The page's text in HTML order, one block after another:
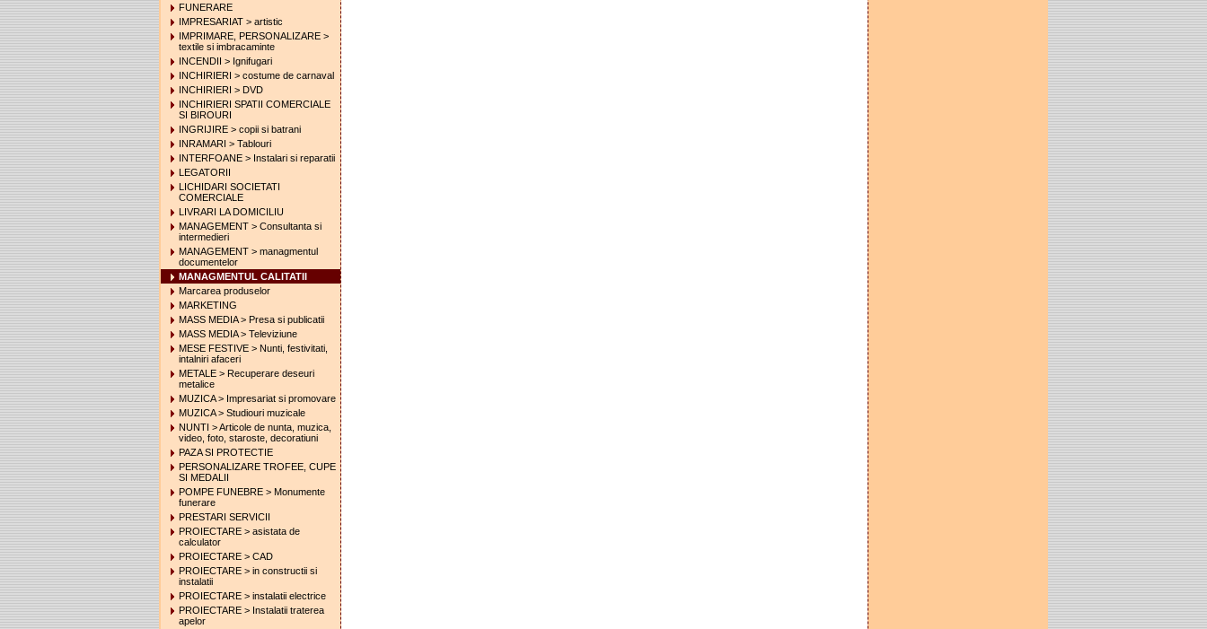
FUNERARE
IMPRESARIAT > artistic
IMPRIMARE, PERSONALIZARE >
textile si imbracaminte
INCENDII > Ignifugari
INCHIRIERI > costume de carnaval
INCHIRIERI > DVD
INCHIRIERI SPATII COMERCIALE
SI BIROURI
INGRIJIRE > copii si batrani
INRAMARI > Tablouri
INTERFOANE > Instalari si reparatii
LEGATORII
LICHIDARI SOCIETATI
COMERCIALE
LIVRARI LA DOMICILIU
MANAGEMENT > Consultanta si
intermedieri
MANAGEMENT > managmentul
documentelor
MANAGMENTUL CALITATII
Marcarea produselor
MARKETING
MASS MEDIA > Presa si publicatii
MASS MEDIA > Televiziune
MESE FESTIVE > Nunti, festivitati,
intalniri afaceri
METALE > Recuperare deseuri
metalice
MUZICA > Impresariat si promovare
MUZICA > Studiouri muzicale
NUNTI > Articole de nunta, muzica,
video, foto, staroste, decoratiuni
PAZA SI PROTECTIE
PERSONALIZARE TROFEE, CUPE
SI MEDALII
POMPE FUNEBRE > Monumente
funerare
PRESTARI SERVICII
PROIECTARE > asistata de
calculator
PROIECTARE > CAD
PROIECTARE > in constructii si
instalatii
PROIECTARE > instalatii electrice
PROIECTARE > Instalatii traterea
apelor